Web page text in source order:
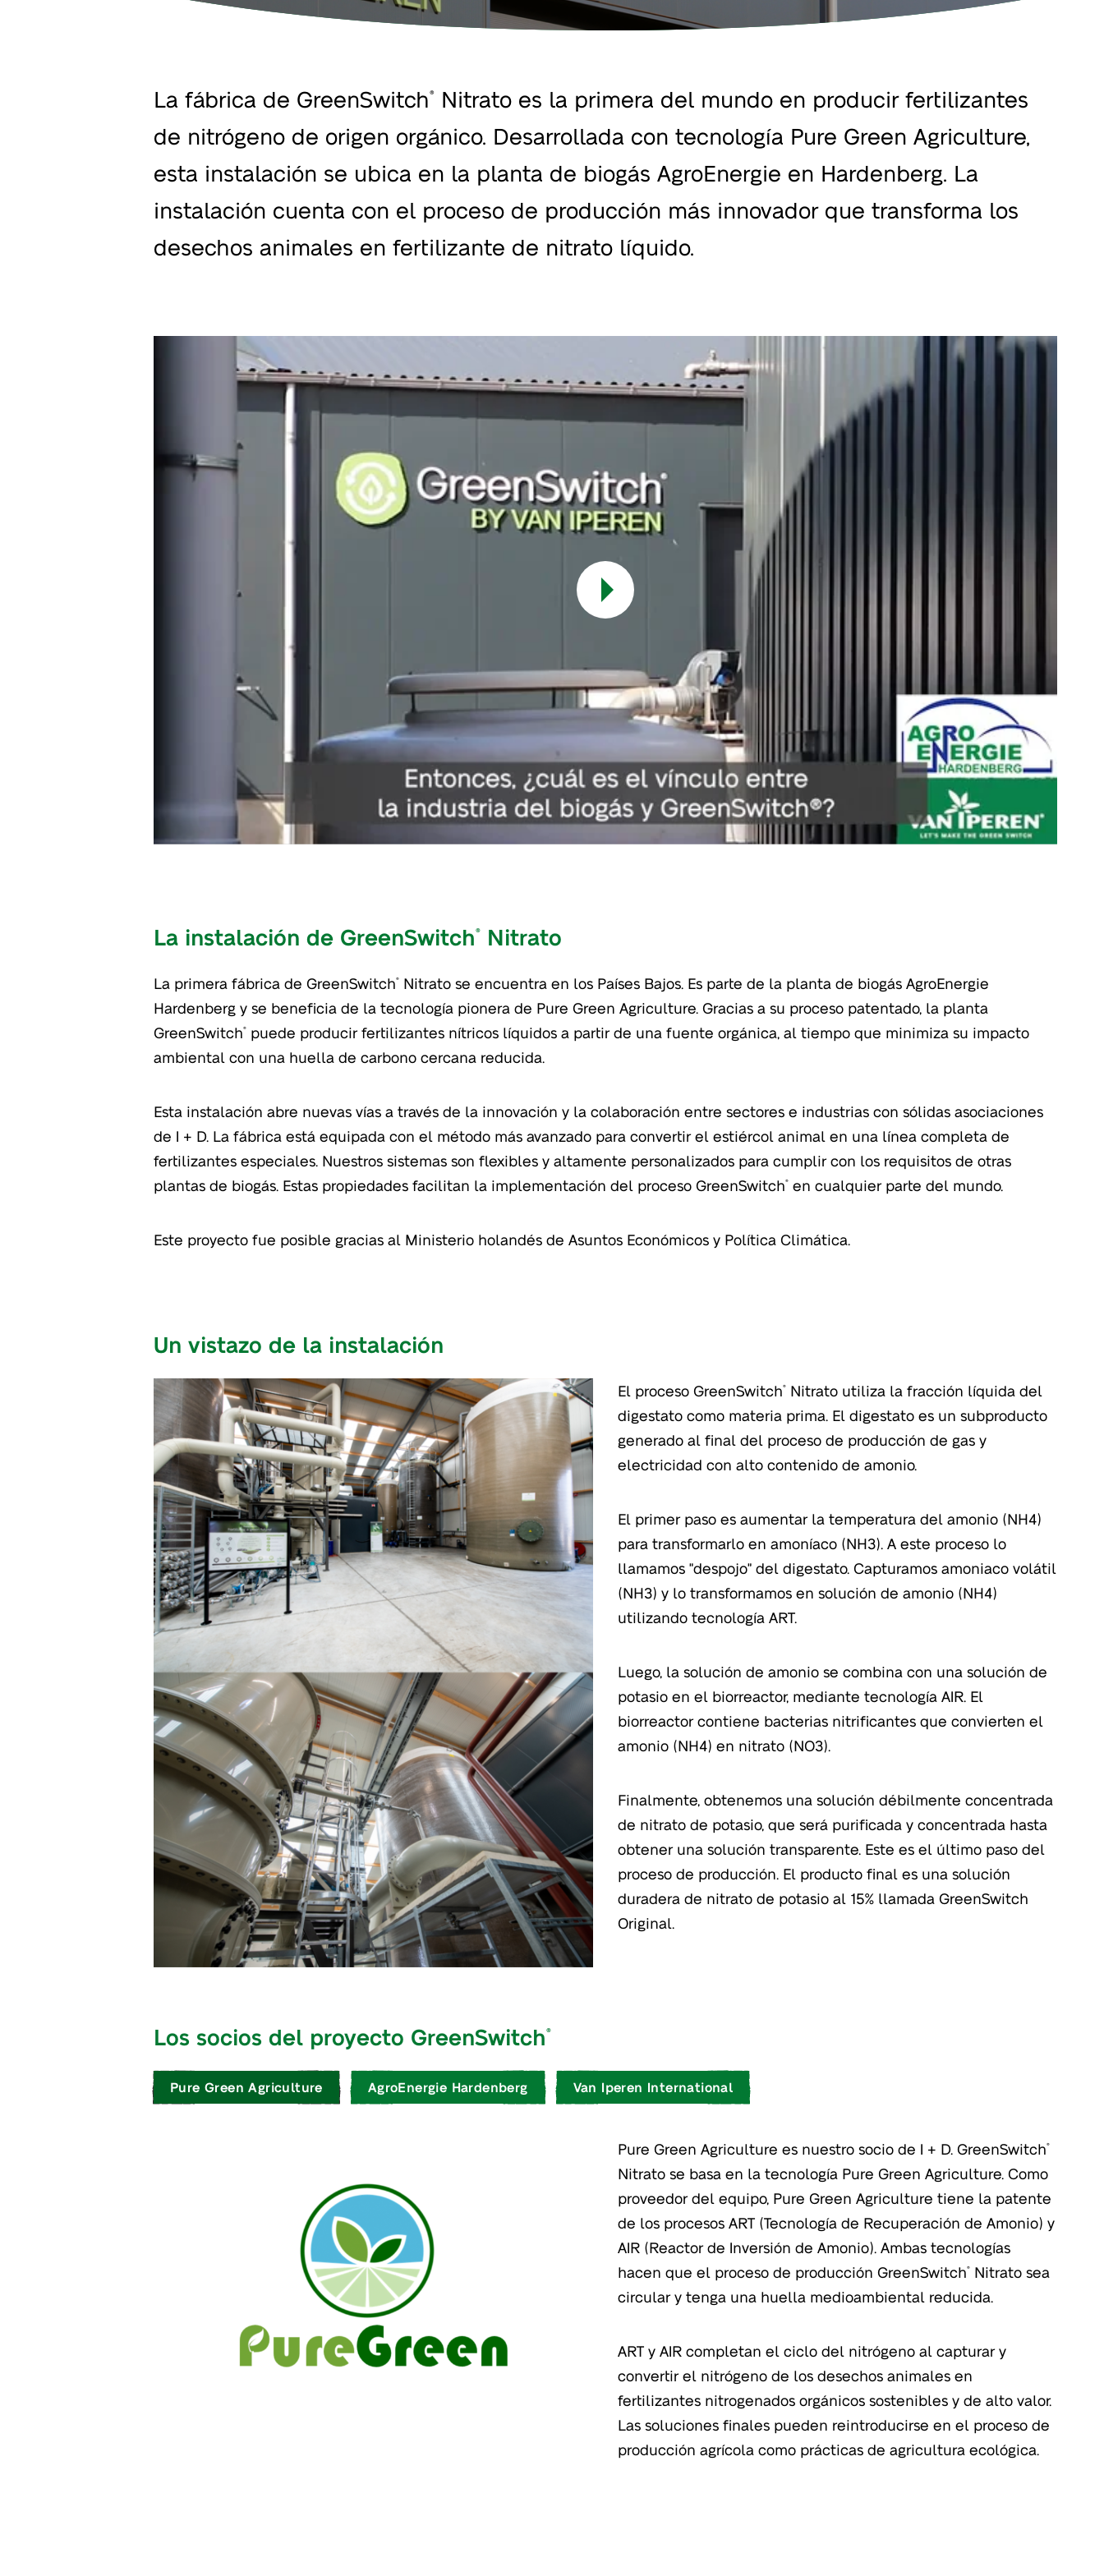
La fábrica de GreenSwitch®
Nitrato es la primera del mundo en producir fertilizantes
de nitrógeno de origen orgánico. Desarrollada con tecnología Pure Green Agriculture,
esta instalación se ubica en la planta de biogás AgroEnergie en Hardenberg. La
instalación cuenta con el proceso de producción más innovador que transforma los
desechos animales en fertilizante de nitrato líquido.
La instalación de GreenSwitch® Nitrato
La primera fábrica de GreenSwitch®
Nitrato se encuentra en los Países Bajos. Es parte de la planta de biogás AgroEnergie
Hardenberg y se beneficia de la tecnología pionera de Pure Green Agriculture. Gracias a su proceso patentado, la planta
GreenSwitch®
puede producir fertilizantes nítricos líquidos a partir de una fuente orgánica, al tiempo que minimiza su impacto
ambiental con una huella de carbono cercana reducida.
Esta instalación abre nuevas vías a través de la innovación y la colaboración entre sectores e industrias con sólidas asociaciones
de I + D. La fábrica está equipada con el método más avanzado para convertir el estiércol animal en una línea completa de
fertilizantes especiales. Nuestros sistemas son flexibles y altamente personalizados para cumplir con los requisitos de otras
plantas de biogás. Estas propiedades facilitan la implementación del proceso GreenSwitch® en cualquier parte del mundo.
Este proyecto fue posible gracias al Ministerio holandés de Asuntos Económicos y Política Climática.
Un vistazo de la instalación
El proceso GreenSwitch®
Nitrato utiliza la fracción líquida del
digestato como materia prima. El digestato es un subproducto
generado al final del proceso de producción de gas y
electricidad con alto contenido de amonio.
El primer paso es aumentar la temperatura del amonio (NH4)
para transformarlo en amoníaco (NH3). A este proceso lo
llamamos "despojo" del digestato. Capturamos amoniaco volátil
(NH3) y lo transformamos en solución de amonio (NH4)
utilizando tecnología ART.
Luego, la solución de amonio se combina con una solución de
potasio en el biorreactor, mediante tecnología AIR. El
biorreactor contiene bacterias nitrificantes que convierten el
amonio (NH4) en nitrato (NO3).
Finalmente, obtenemos una solución débilmente concentrada
de nitrato de potasio, que será purificada y concentrada hasta
obtener una solución transparente. Este es el último paso del
proceso de producción. El producto final es una solución
duradera de nitrato de potasio al 15% llamada GreenSwitch
Original.
Los socios del proyecto GreenSwitch®
Pure Green Agriculture AgroEnergie Hardenberg Van Iperen International
Pure Green Agriculture es nuestro socio de I + D. GreenSwitch®
Nitrato se basa en la tecnología Pure Green Agriculture. Como
proveedor del equipo, Pure Green Agriculture tiene la patente
de los procesos ART (Tecnología de Recuperación de Amonio) y
AIR (Reactor de Inversión de Amonio). Ambas tecnologías
hacen que el proceso de producción GreenSwitch®
Nitrato sea
circular y tenga una huella medioambiental reducida.
ART y AIR completan el ciclo del nitrógeno al capturar y
convertir el nitrógeno de los desechos animales en
fertilizantes nitrogenados orgánicos sostenibles y de alto valor.
Las soluciones finales pueden reintroducirse en el proceso de
producción agrícola como prácticas de agricultura ecológica.